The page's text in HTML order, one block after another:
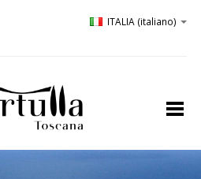
ITALIA (italiano)